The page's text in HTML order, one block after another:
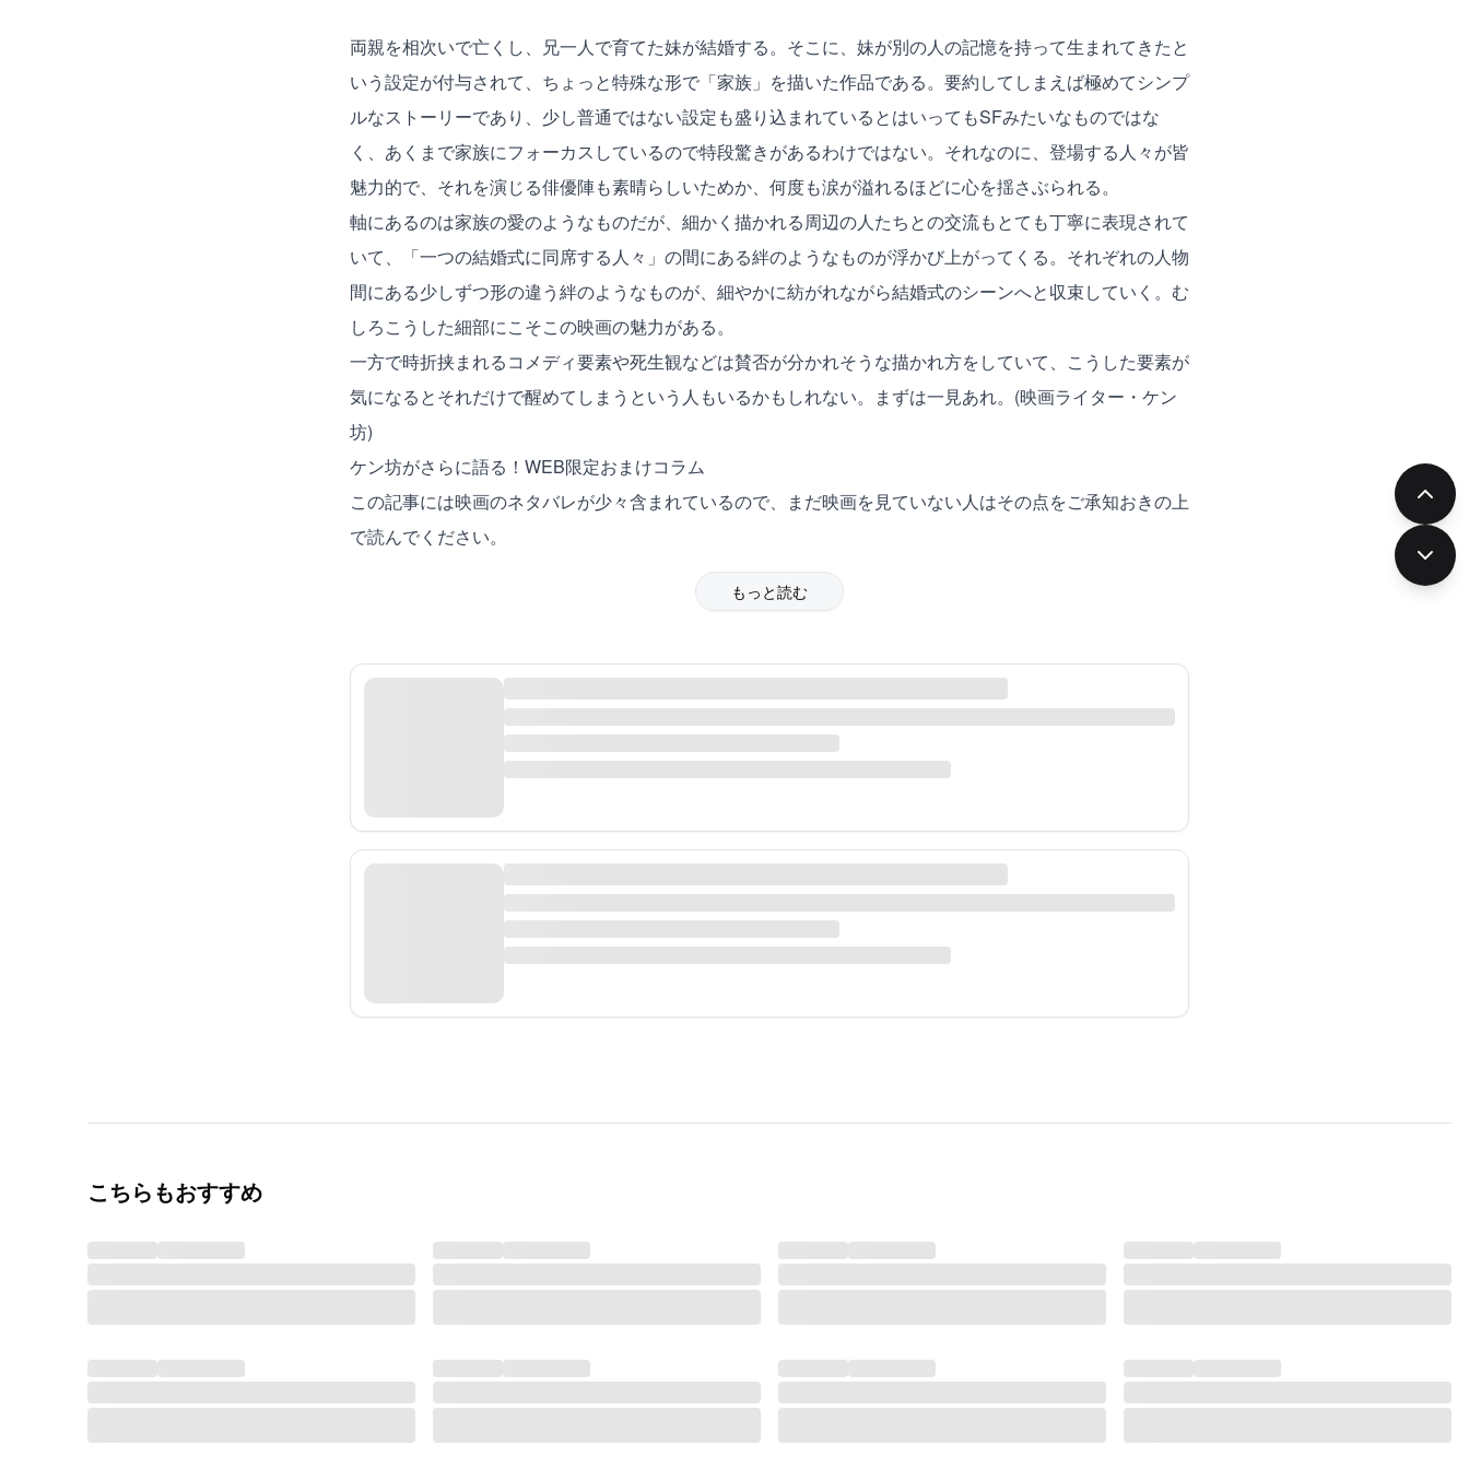
両親を相次いで亡くし、兄一人で育てた妹が結婚する。そこに、妹が別の人の記憶を持って生まれてきたと
いう設定が付与されて、ちょっと特殊な形で「家族」を描いた作品である。要約してしまえば極めてシンプ
ルなストーリーであり、少し普通ではない設定も盛り込まれているとはいってもSFみたいなものではな
く、あくまで家族にフォーカスしているので特段驚きがあるわけではない。それなのに、登場する人々が皆
魅力的で、それを演じる俳優陣も素晴らしいためか、何度も涙が溢れるほどに心を揺さぶられる。
軸にあるのは家族の愛のようなものだが、細かく描かれる周辺の人たちとの交流もとても丁寧に表現されて
いて、「一つの結婚式に同席する人々」の間にある絆のようなものが浮かび上がってくる。それぞれの人物
間にある少しずつ形の違う絆のようなものが、細やかに紡がれながら結婚式のシーンへと収束していく。む
しろこうした細部にこそこの映画の魅力がある。
一方で時折挟まれるコメディ要素や死生観などは賛否が分かれそうな描かれ方をしていて、こうした要素が
気になるとそれだけで醒めてしまうという人もいるかもしれない。まずは一見あれ。(映画ライター・ケン
坊)
ケン坊がさらに語る！WEB限定おまけコラム
この記事には映画のネタバレが少々含まれているので、まだ映画を見ていない人はその点をご承知おきの上
で読んでください。
もっと読む
こちらもおすすめ